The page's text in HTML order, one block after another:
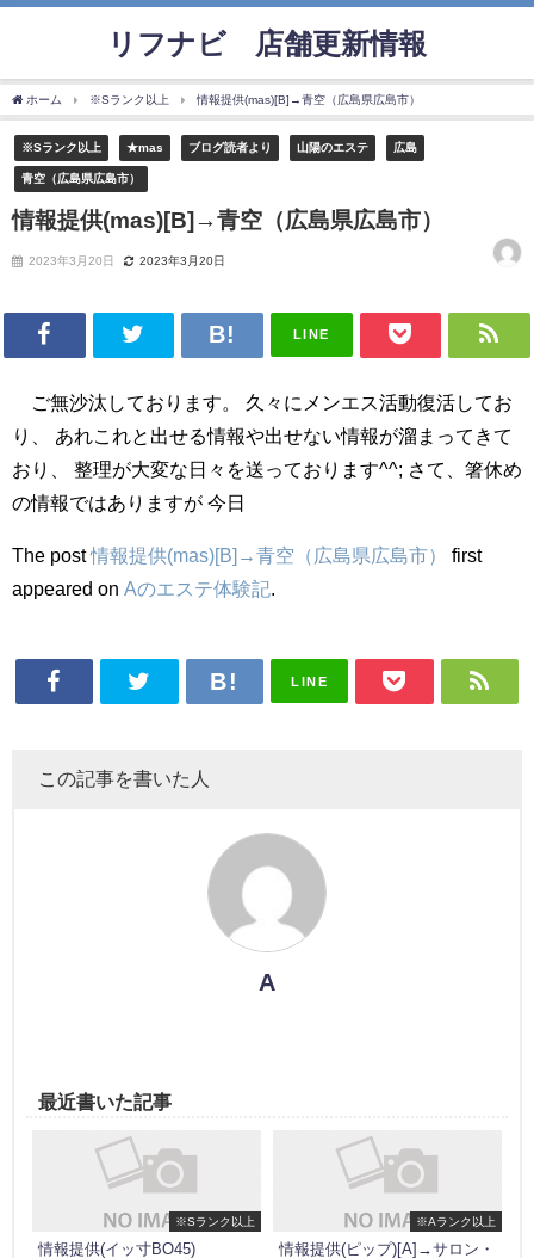
リフナビ®店舗更新情報
ホーム ※Sランク以上 情報提供(mas)[B]→青空（広島県広島市）
※Sランク以上 ★mas ブログ読者より 山陽のエステ 広島
青空（広島県広島市）
情報提供(mas)[B]→青空（広島県広島市）
2023年3月20日 2023年3月20日
LINE
ご無沙汰しております。 久々にメンエス活動復活してお
り、 あれこれと出せる情報や出せない情報が溜まってきて
おり、 整理が大変な日々を送っております^^; さて、箸休め
の情報ではありますが 今日
The post情報提供(mas)[B]→青空（広島県広島市）
first
appeared on Aのエステ体験記
LINE
この記事を書いた人
A
最近書いた記事
※Sランク以上
情報提供(イッ寸BO45)
※Aランク以上
情報提供(ピップ)[A]→サロン・